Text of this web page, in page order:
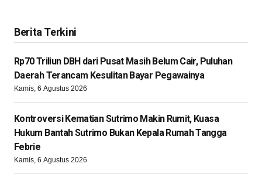
Berita Terkini
Rp70 Triliun DBH dari Pusat Masih Belum Cair, Puluhan
Daerah Terancam Kesulitan Bayar Pegawainya
Kamis, 6 Agustus 2026
Kontroversi Kematian Sutrimo Makin Rumit, Kuasa
Hukum Bantah Sutrimo Bukan Kepala Rumah Tangga
Febrie
Kamis, 6 Agustus 2026